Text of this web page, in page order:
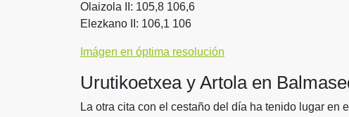
Olaizola II: 105,8 106,6
Elezkano II: 106,1 106
Imágen en óptima resolución
Urutikoetxea y Artola en
La otra cita con el cestaño del día ha tenido lugar en